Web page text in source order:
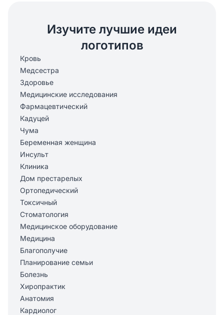
Изучите лучшие идеи
логотипов
Кровь
Медсестра
Здоровье
Медицинские исследования
Фармацевтический
Кадуцей
Чума
Беременная женщина
Инсульт
Клиника
Дом престарелых
Ортопедический
Токсичный
Стоматология
Медицинское оборудование
Медицина
Благополучие
Планирование семьи
Болезнь
Хиропрактик
Анатомия
Кардиолог